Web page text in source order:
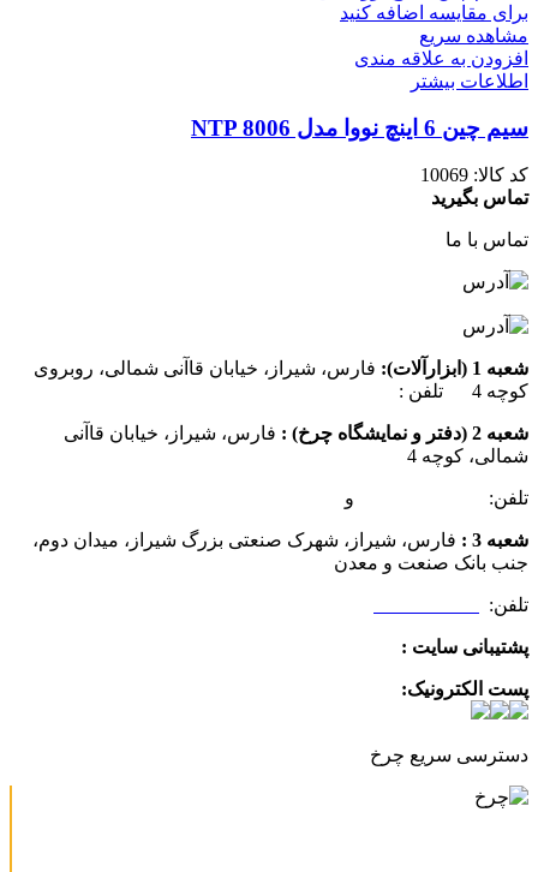
برای مقایسه اضافه کنید
مشاهده سریع
افزودن به علاقه مندی
اطلاعات بیشتر
سیم چین 6 اینچ نووا مدل NTP 8006
کد کالا: 10069
تماس بگیرید
تماس با ما
شعبه 1 (ابزارآلات):
فارس، شیراز، خیابان قاآنی شمالی، روبروی
کوچه 4 تلفن :
شعبه 2 (دفتر و نمایشگاه چرخ) :
فارس، شیراز، خیابان قاآنی
شمالی، کوچه 4
تلفن: و
شعبه 3 :
فارس، شیراز، شهرک صنعتی بزرگ شیراز، میدان دوم،
جنب بانک صنعت و معدن
تلفن:
پشتیبانی سایت :
پست الکترونیک:
دسترسی سریع چرخ